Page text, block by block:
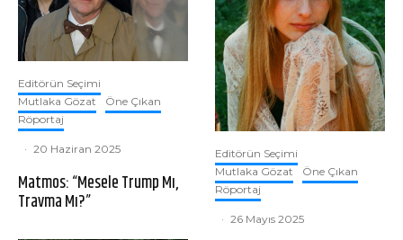
Editörün Seçimi
Mutlaka Gözat
Öne Çıkan
Röportaj
· 20 Haziran 2025
Matmos: “Mesele Trump Mı,
Travma Mı?”
Editörün Seçimi
Mutlaka Gözat
Öne Çıkan
Röportaj
· 26 Mayıs 2025